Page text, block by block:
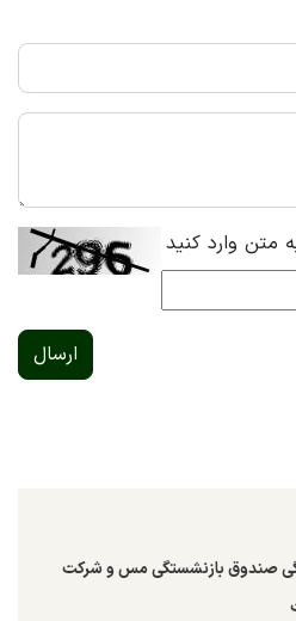
متن وارد کنید
ارسال
صندوق بازنشستگی مس و شرکت